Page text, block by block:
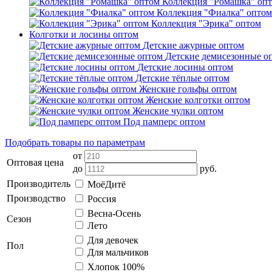
Коллекция "Фиалка" оптом
Коллекция "Эрика" оптом
Колготки и лосины оптом
Детские ажурные оптом
Детские демисезонные
Детские лосины оптом
Детские тёплые оптом
Женские гольфы оптом
Женские колготки оптом
Женские чулки оптом
Под памперс оптом
Подобрать товары по параметрам
Оптовая цена
от
до
руб.
Производитель
МоёДитё
Производство
Россия
Сезон
Весна-Осень
Лето
Пол
Для девочек
Для мальчиков
Хлопок 100%